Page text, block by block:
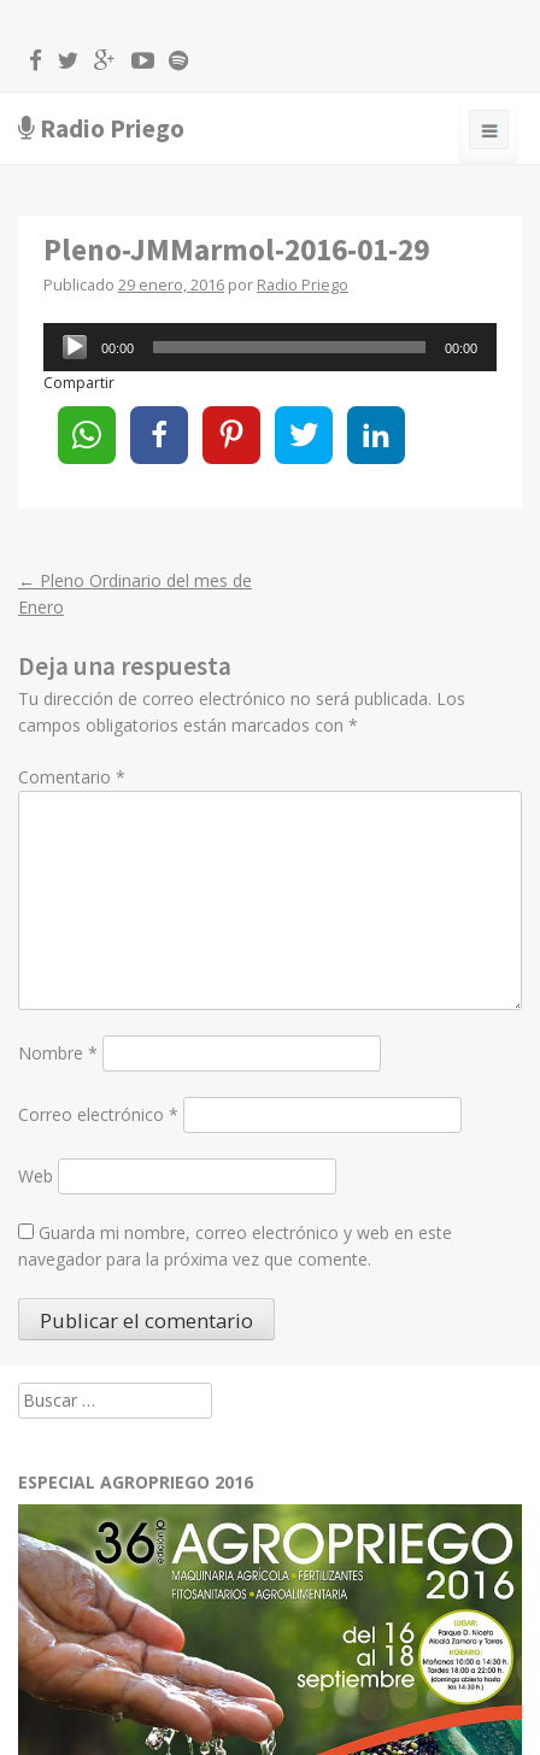
Radio Priego
Pleno-JMMarmol-2016-01-29
Publicado 29 enero, 2016por Radio Priego
Reproductor
audio
00:00 00:00
Compartir
Post
navigation
← Pleno Ordinario del mes de
Enero
Deja una respuesta
Tu dirección de correo electrónico no será publicada. Los
campos obligatorios están marcados con *
Comentario *
Nombre *
Correo electrónico *
Web
Guarda mi nombre, correo electrónico y web en este
navegador para la próxima vez que comente.
Buscar:
ESPECIAL AGROPRIEGO 2016